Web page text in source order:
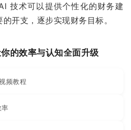
技术可以提供个性化的财务建
开支，逐步实现财务目标。
的效率与认知全面升级
频教程
率